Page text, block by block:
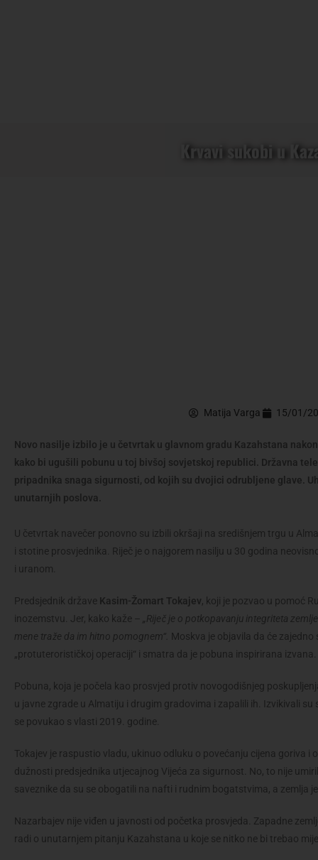
Krvavi sukobi u
Matija Varga 15/01/
Novo nasilje izbilo je u četvrtak u glavnom gradu Kazahstana
kako bi ugušili pobunu u toj bivšoj sovjetskoj republici. Državna
pripadnika snaga sigurnosti, od kojih su dvojici odrubljene glave.
unutarnjih poslova.
U četvrtak navečer ponovno su izbili okršaji na središnjem trgu u
i stotine prosvjednika. Riječ je o najgorem nasilju u 30 godina
i uranom.
Predsjednik države Kasim-Žomart Tokajev, koji je pozvao u pomoć
inozemstvu. Jer, kako kaže –
„Riječ je o potkopavanju integriteta
mene traže da im hitno pomognem“. Moskva je objavila da će
„protuterorističkoj operaciji“ i smatra da je pobuna inspirirana izvana.
Pobuna, koja je počela kao prosvjed protiv novogodišnjeg
u javne zgrade u Almatiju i drugim gradovima i zapalili ih. Izvikivali
se povukao s vlasti 2019. godine.
Tokajev je raspustio vladu, ukinuo odluku o povećanju cijena goriva i
dužnosti predsjednika utjecajnog Vijeća za sigurnost. No, to nije
saveznike da su se obogatili na nafti i rudnim bogatstvima, a zemlja
Nazarbajev nije viđen u javnosti od početka prosvjeda. Zapadne
radi o unutarnjem pitanju Kazahstana u koje se nitko ne bi trebao